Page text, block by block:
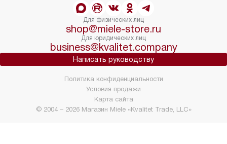
Для физических лиц
shop@miele-store.ru
Для юридических лиц
business@kvalitet.company
Написать руководству
© 2004 – 2026 Магазин Miele «Kvalitet Trade, LLC»
Политика конфиденциальности
Условия продажи
Карта сайта